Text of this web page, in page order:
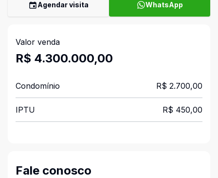
Agendar visita WhatsApp
Valor venda
R$ 4.300.000,00
Condomínio R$ 2.700,00
IPTU R$ 450,00
Fale conosco